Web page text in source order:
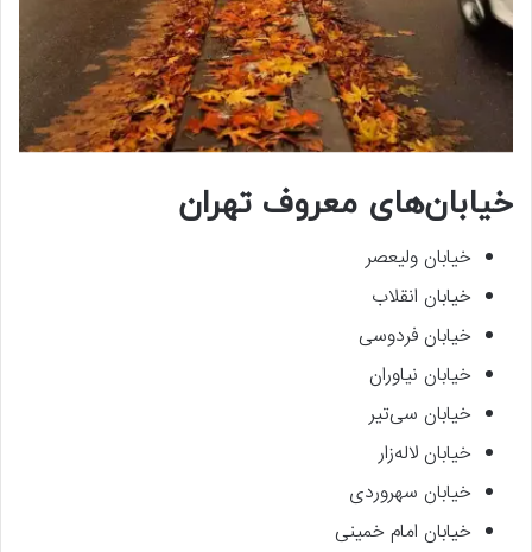
خیابان‌های معروف تهران
خیابان ولیعصر
خیابان انقلاب
خیابان فردوسی
خیابان نیاوران
خیابان سی‌تیر
خیابان لاله‌زار
خیابان سهروردی
خیابان امام خمینی